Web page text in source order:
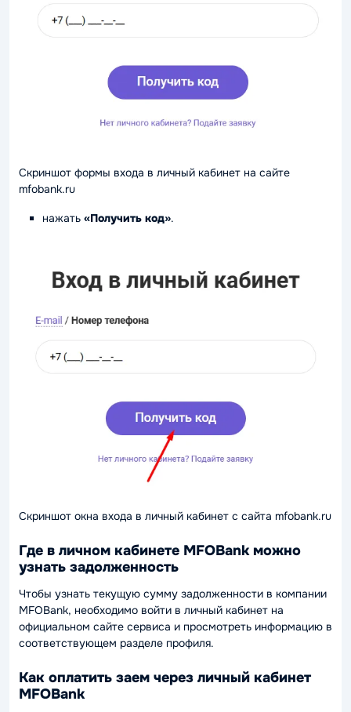
Скриншот формы входа в личный кабинет на сайте
mfobank.ru
нажать «Получить код».
Скриншот окна входа в личный кабинет с сайта mfobank.ru
Где в личном кабинете MFOBank можно
узнать задолженность
Чтобы узнать текущую сумму задолженности в компании
MFOBank, необходимо войти в личный кабинет на
официальном сайте сервиса и просмотреть информацию в
соответствующем разделе профиля.
Как оплатить заем через личный кабинет
MFOBank